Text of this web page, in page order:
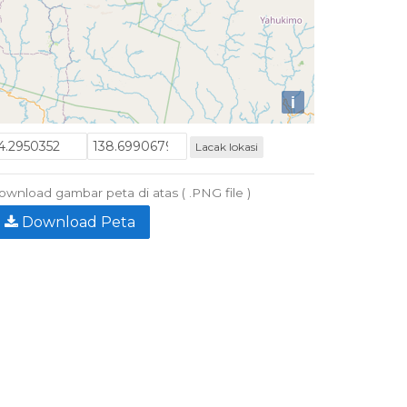
i
Lacak lokasi
gambar peta di atas ( .PNG file )
Download Peta